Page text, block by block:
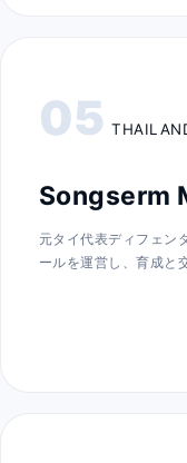
05
Songserm
元タイ代表ディフェン
ールを運営し、育成と